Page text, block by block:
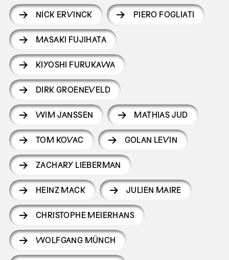
NICK ERVINCK PIERO FOGLIATI
MASAKI FUJIHATA
KIYOSHI FURUKAWA
DIRK GROENEVELD
WIM JANSSEN MATHIAS JUD
TOM KOVAC GOLAN LEVIN
ZACHARY LIEBERMAN
HEINZ MACK JULIEN MAIRE
CHRISTOPHE MEIERHANS
WOLFGANG MÜNCH